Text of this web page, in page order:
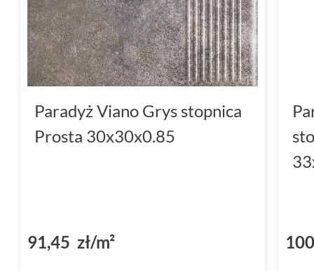
Paradyż Viano Grys stopnica
Prosta 30x30x0.85
91,45 zł/m²